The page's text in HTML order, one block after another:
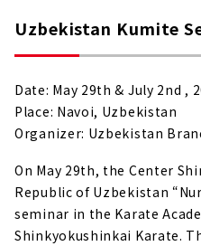
Uzbekistan Kumite
Date: May 29th & July 2nd ,
Place: Navoi, Uzbekistan
Organizer: Uzbekistan
On May 29th, the Center
Republic of Uzbekistan
seminar in the Karate
Shinkyokushinkai Karate.